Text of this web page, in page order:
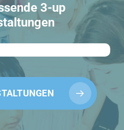
3-up